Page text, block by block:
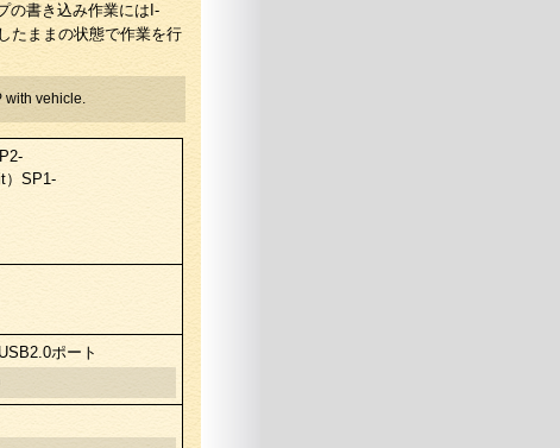
の書き込み作業にはI-
たままの状態で作業を行
with vehicle.
）SP1-
ポート